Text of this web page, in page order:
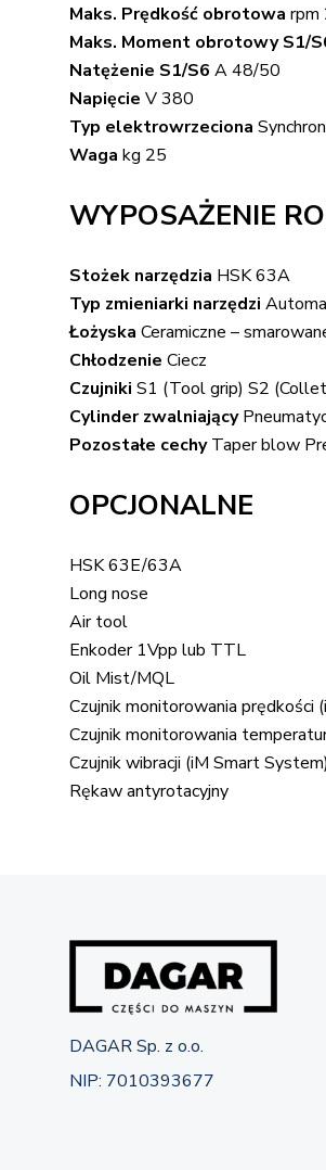
Maks. Prędkość obrotowa rpm
Maks. Moment obrotowy S1/
Natężenie S1/S6 A 48/50
Napięcie V 380
Typ elektrowrzeciona
Waga kg 25
WYPOSAŻENIE
Stożek narzędzia HSK 63A
Typ zmieniarki narzędzi
Łożyska Ceramiczne –
Chłodzenie Ciecz
Czujniki S1 (Tool grip) S2
Cylinder zwalniający
Pozostałe cechyTaper blow
OPCJONALNE
HSK 63E/63A
Long nose
Air tool
Enkoder 1Vpp lub TTL
Oil Mist/MQL
Czujnik monitorowania prędkości
Czujnik monitorowania
Czujnik wibracji (iM Smart System)
Rękaw antyrotacyjny
DAGAR Sp. z o.o.
NIP: 7010393677